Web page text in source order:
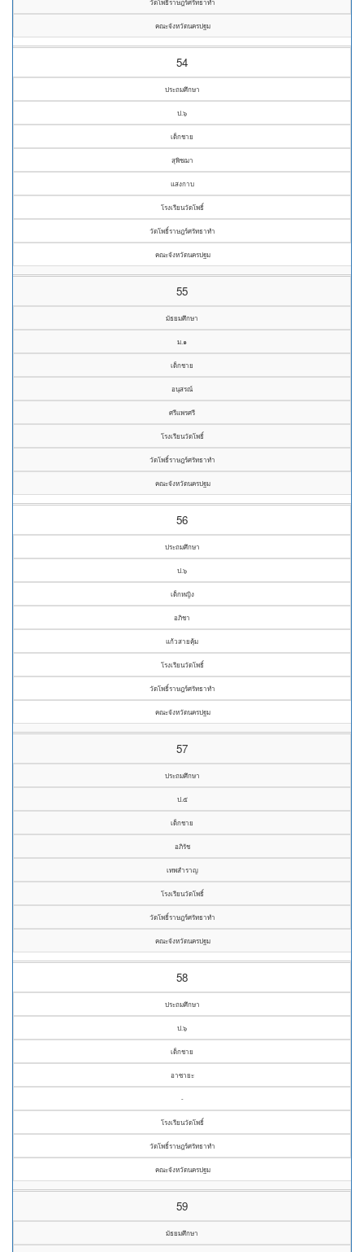
วัดโพธิ์ราษฎร์ศรัทธาทำ
คณะจังหวัดนครปฐม
54
ประถมศึกษา
ป.๖
เด็กชาย
สุพิชฌา
แสงกาบ
โรงเรียนวัดโพธิ์
วัดโพธิ์ราษฎร์ศรัทธาทำ
คณะจังหวัดนครปฐม
55
มัธยมศึกษา
ม.๑
เด็กชาย
อนุสรณ์
ศรีแพรศรี
โรงเรียนวัดโพธิ์
วัดโพธิ์ราษฎร์ศรัทธาทำ
คณะจังหวัดนครปฐม
56
ประถมศึกษา
ป.๖
เด็กหญิง
อภิชา
แก้วสายคุ้ม
โรงเรียนวัดโพธิ์
วัดโพธิ์ราษฎร์ศรัทธาทำ
คณะจังหวัดนครปฐม
57
ประถมศึกษา
ป.๕
เด็กชาย
อภิรัช
เทพสำราญ
โรงเรียนวัดโพธิ์
วัดโพธิ์ราษฎร์ศรัทธาทำ
คณะจังหวัดนครปฐม
58
ประถมศึกษา
ป.๖
เด็กชาย
อาซายะ
-
โรงเรียนวัดโพธิ์
วัดโพธิ์ราษฎร์ศรัทธาทำ
คณะจังหวัดนครปฐม
59
มัธยมศึกษา